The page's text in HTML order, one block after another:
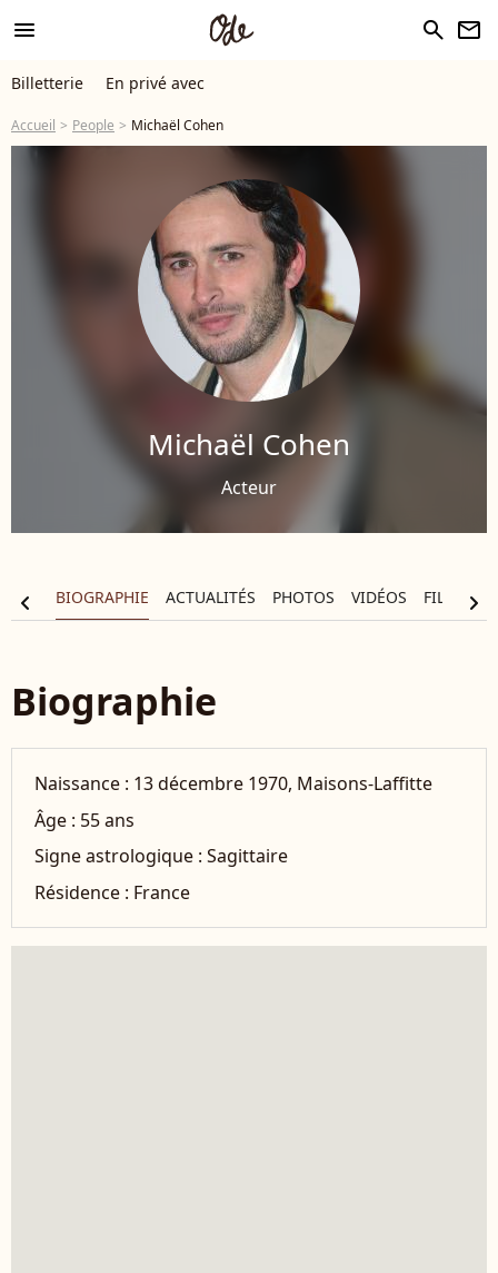
menu search newsletter
Billetterie En privé avec
Accueil People Michaël Cohen
Michaël Cohen
Acteur
BIOGRAPHIE ACTUALITÉS PHOTOS VIDÉOS
chevron_left chevron_right
Biographie
Naissance : 13 décembre 1970, Maisons-Laffitte
Âge : 55 ans
Signe astrologique :Sagittaire
Résidence : France